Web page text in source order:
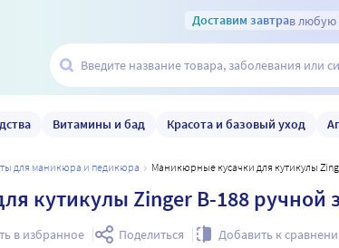
Доставим завтрав любую
Витамины и бад Красота и базовый уход
для маникюра и педикюра Маникюрные кусачки для кутикулы
кутикулы Zinger B-188 ручной
в избранное Поделиться Добавить к